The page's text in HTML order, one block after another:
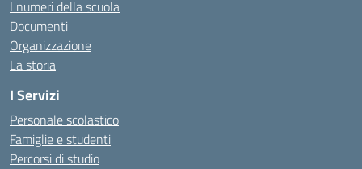
I numeri della scuola
Documenti
Organizzazione
La storia
I Servizi
Personale scolastico
Famiglie e studenti
Percorsi di studio